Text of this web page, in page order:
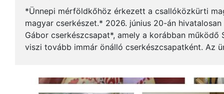
*Ünnepi mérföldkőhöz érkezett a csallóközkürti
magyar cserkészet.* 2026. június 20-án
Gábor cserkészcsapat*, amely a korábban működő
viszi tovább immár önálló cserkészcsapatként. Az